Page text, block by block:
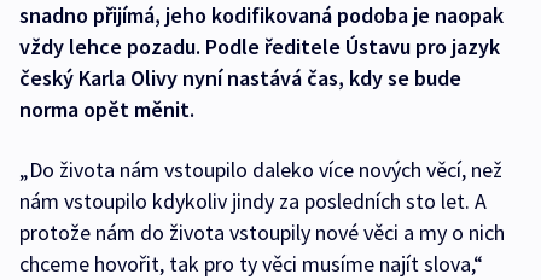
snadno přijímá, jeho kodifikovaná podoba je naopak
vždy lehce pozadu. Podle ředitele Ústavu pro jazyk
český Karla Olivy nyní nastává čas, kdy se bude
norma opět měnit.
„Do života nám vstoupilo daleko více nových věcí, než
nám vstoupilo kdykoliv jindy za posledních sto let. A
protože nám do života vstoupily nové věci a my o nich
chceme hovořit, tak pro ty věci musíme najít slova,“